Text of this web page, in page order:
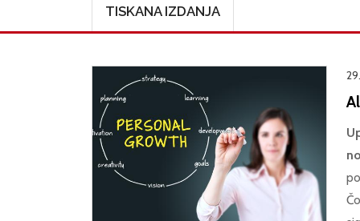
TISKANA IZDANJA